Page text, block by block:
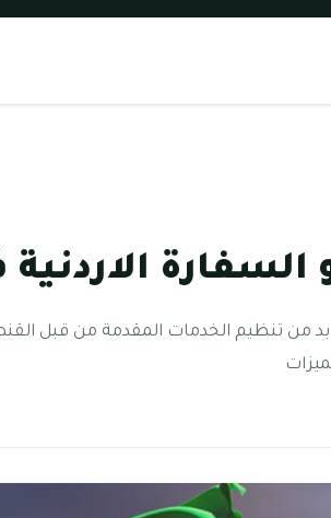
الاردنية
بد من تنظيم الخدمات المقدمة من قبل